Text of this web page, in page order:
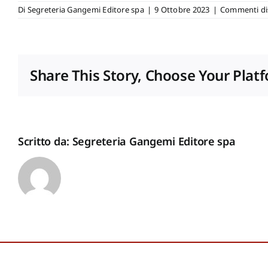
Di Segreteria Gangemi Editore spa | 9 Ottobre 2023 | Commenti
Share This Story, Choose Your
Scritto da: Segreteria Gangemi Editore spa